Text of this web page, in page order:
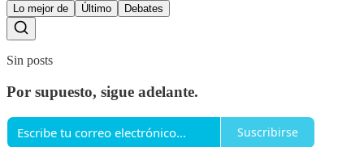
Lo mejor de Último Debates
Sin posts
Por supuesto, sigue adelante.
Suscribirse